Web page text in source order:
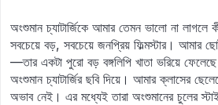
অংশুমান চ্যাটার্জিকে আমার তেমন ভালো না লাগলে
সবচেয়ে বড়, সবচেয়ে জনপ্রিয় ফিল্মস্টার। আমার
—তার একটা পুরো বড় বঙ্গলিপি খাতা ভরিয়ে ফেলেছে
অংশুমান চ্যাটার্জির ছবি দিয়ে। আমার ক্লাসের
অভাব নেই। এর মধ্যেই তারা অংশুমানের চুলের